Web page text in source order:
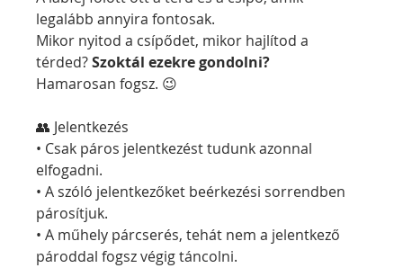
legalább annyira fontosak.
Mikor nyitod a csípődet, mikor hajlítod a
térded? Szoktál ezekre gondolni?
Hamarosan fogsz. 😉
👥 Jelentkezés
• Csak páros jelentkezést tudunk azonnal
elfogadni.
• A szóló jelentkezőket beérkezési sorrendben
párosítjuk.
• A műhely párcserés, tehát nem a jelentkező
pároddal fogsz végig táncolni.